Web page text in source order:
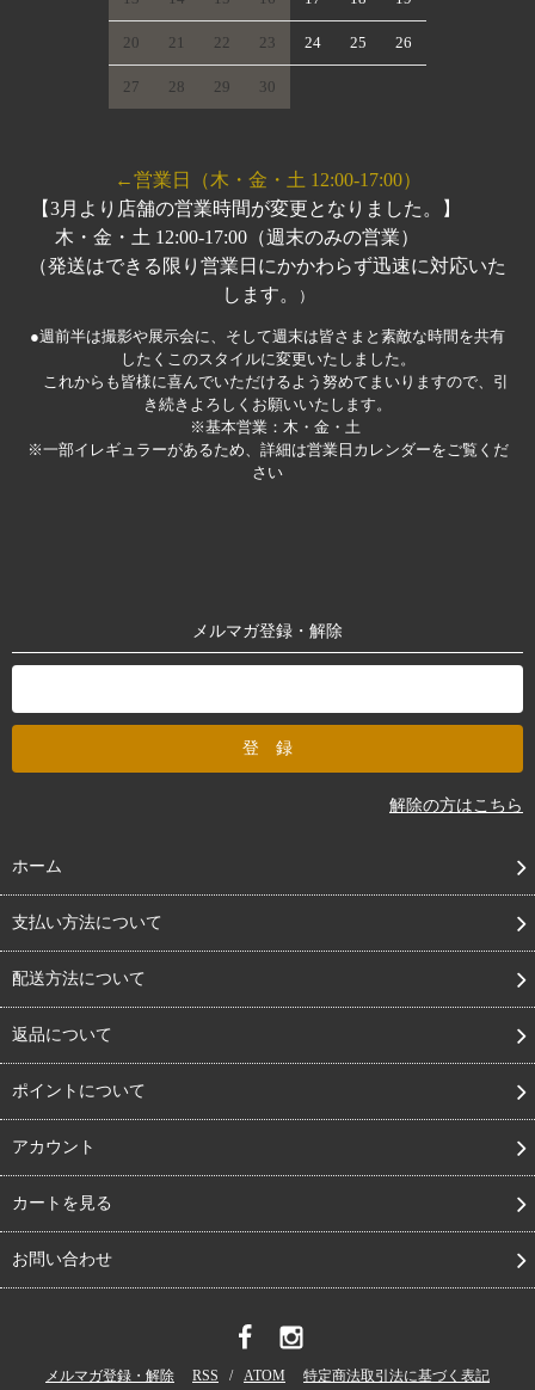
20 21 22 23 24 25 26
27 28 29 30
←営業日（木・金・土 12:00-17:00）
【3月より店舗の営業時間が変更となりました。】
木・金・土 12:00-17:00（週末のみの営業）
（発送はできる限り営業日にかかわらず迅速に対応いた
します。
）
●週前半は撮影や展示会に、そして週末は皆さまと素敵な時間を共有
したくこのスタイルに変更いたしました。
これからも皆様に喜んでいただけるよう努めてまいりますので、引
き続きよろしくお願いいたします。
※基本営業：木・金・土
※一部イレギュラーがあるため、詳細は営業日カレンダーをご覧くだ
さい
メルマガ登録・解除
解除の方はこちら
ホーム
支払い方法について
配送方法について
返品について
ポイントについて
アカウント
カートを見る
お問い合わせ
メルマガ登録・解除 RSS / ATOM 特定商法取引法に基づく表記